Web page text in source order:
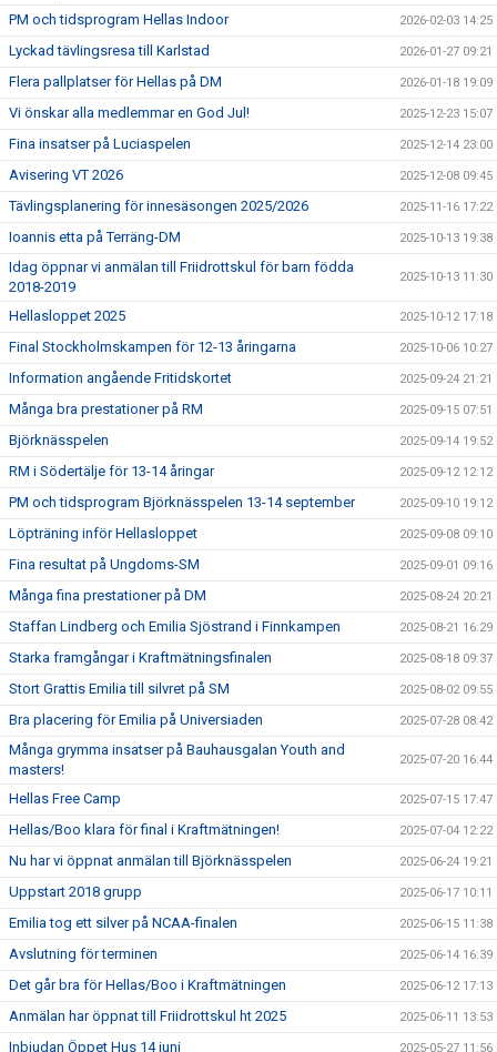
PM och tidsprogram Hellas Indoor 2026-02-03 14:25
Lyckad tävlingsresa till Karlstad 2026-01-27 09:21
Flera pallplatser för Hellas på DM 2026-01-18 19:09
Vi önskar alla medlemmar en God Jul! 2025-12-23 15:07
Fina insatser på Luciaspelen 2025-12-14 23:00
Avisering VT 2026 2025-12-08 09:45
Tävlingsplanering för innesäsongen 2025/2026 2025-11-16 17:22
Ioannis etta på Terräng-DM 2025-10-13 19:38
Idag öppnar vi anmälan till Friidrottskul för barn födda
2018-2019
2025-10-13 11:30
Hellasloppet 2025 2025-10-12 17:18
Final Stockholmskampen för 12-13 åringarna 2025-10-06 10:27
Information angående Fritidskortet 2025-09-24 21:21
Många bra prestationer på RM 2025-09-15 07:51
Björknässpelen 2025-09-14 19:52
RM i Södertälje för 13-14 åringar 2025-09-12 12:12
PM och tidsprogram Björknässpelen 13-14 september 2025-09-10 19:12
Löpträning inför Hellasloppet 2025-09-08 09:10
Fina resultat på Ungdoms-SM 2025-09-01 09:16
Många fina prestationer på DM 2025-08-24 20:21
Staffan Lindberg och Emilia Sjöstrand i Finnkampen 2025-08-21 16:29
Starka framgångar i Kraftmätningsfinalen 2025-08-18 09:37
Stort Grattis Emilia till silvret på SM 2025-08-02 09:55
Bra placering för Emilia på Universiaden 2025-07-28 08:42
Många grymma insatser på Bauhausgalan Youth and
masters!
2025-07-20 16:44
Hellas Free Camp 2025-07-15 17:47
Hellas/Boo klara för final i Kraftmätningen! 2025-07-04 12:22
Nu har vi öppnat anmälan till Björknässpelen 2025-06-24 19:21
Uppstart 2018 grupp 2025-06-17 10:11
Emilia tog ett silver på NCAA-finalen 2025-06-15 11:38
Avslutning för terminen 2025-06-14 16:39
Det går bra för Hellas/Boo i Kraftmätningen 2025-06-12 17:13
Anmälan har öppnat till Friidrottskul ht 2025 2025-06-11 13:53
Inbjudan Öppet Hus 14 juni 2025-05-27 11:56